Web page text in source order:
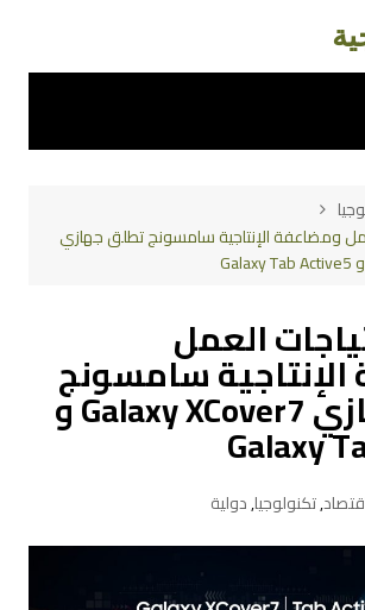
ومضاعفة الإنتاجية سامسونج تطلق جهازي
العمل
سامسونج
تطلق جهازي Galaxy XCover7 و
Galaxy
,تكنولوجيا,دولية